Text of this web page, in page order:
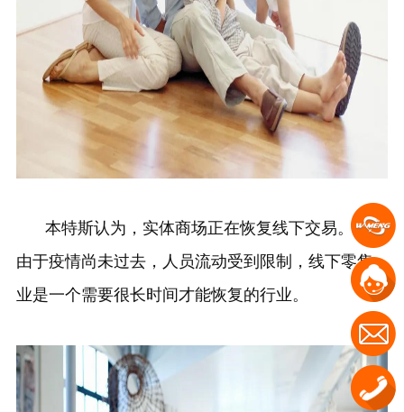
本特斯认为，实体商场正在恢复线下交易。但是
由于疫情尚未过去，人员流动受到限制，线下零售
业是一个需要很长时间才能恢复的行业。